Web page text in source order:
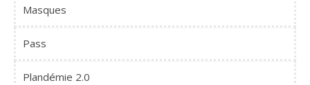
Masques
Pass
Plandémie 2.0